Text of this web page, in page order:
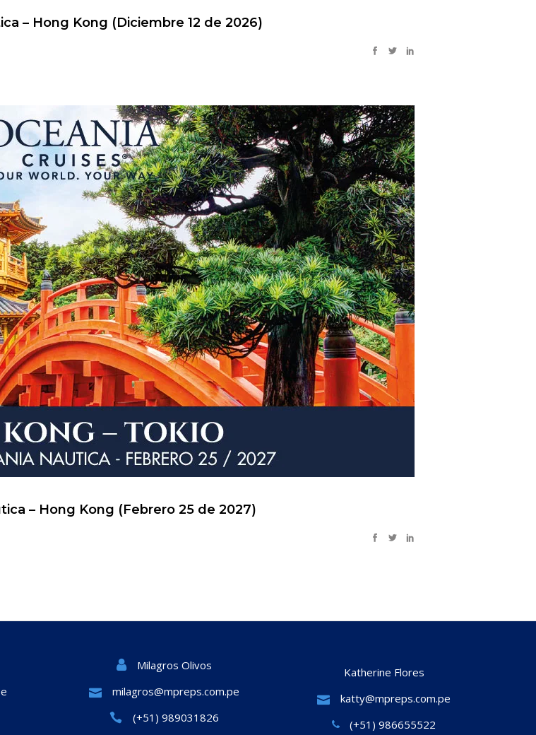
– Hong Kong (Diciembre 12 de 2026)
– Hong Kong (Febrero 25 de 2027)
Milagros Olivos
milagros@mpreps.com.pe
(+51) 989031826
Katherine Flores
katty@mpreps.com.pe
(+51) 986655522